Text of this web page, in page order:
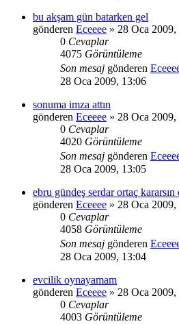
bu akşam gün batarken gel
gönderen Eceeee » 28 Oca 2009,
0 Cevaplar
4075 Görüntüleme
Son mesaj gönderen
28 Oca 2009, 13:06
sonuma imza attın
gönderen Eceeee » 28 Oca 2009,
0 Cevaplar
4020 Görüntüleme
Son mesaj gönderen
28 Oca 2009, 13:05
ebru gündeş serdar ortaç
gönderen Eceeee » 28 Oca 2009,
0 Cevaplar
4058 Görüntüleme
Son mesaj gönderen
28 Oca 2009, 13:04
evcilik oynayamam
gönderen Eceeee » 28 Oca 2009,
0 Cevaplar
4003 Görüntüleme